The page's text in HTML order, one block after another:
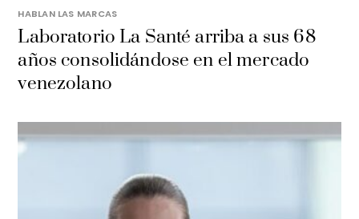
HABLAN LAS MARCAS
Laboratorio La Santé arriba a sus 68
años consolidándose en el mercado
venezolano